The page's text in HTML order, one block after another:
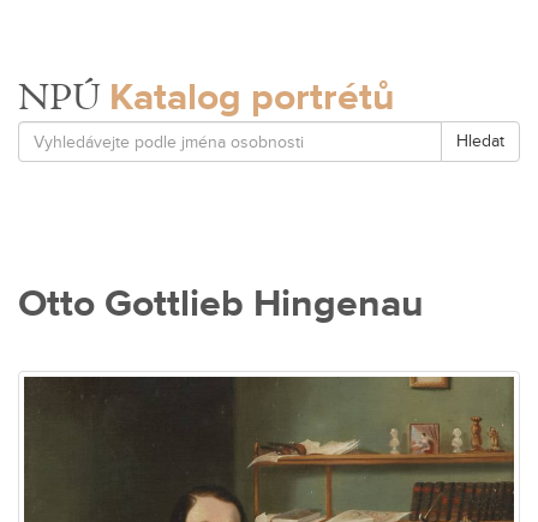
NPÚ Katalog portrétů
Hledat
Otto Gottlieb Hingenau